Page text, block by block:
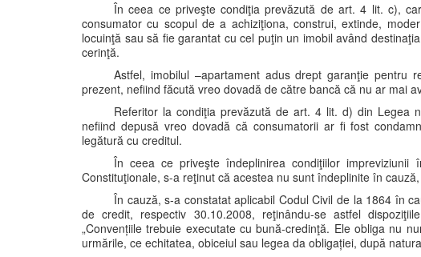
În ceea ce priveşte condiţia prevăzută de art. 4 lit. c),
consumator cu scopul de a achiziţiona, construi, extinde,
locuinţă sau să fie garantat cu cel puţin un imobil având
cerinţă.
Astfel, imobilul –apartament adus drept garanţie pentru
prezent, nefiind făcută vreo dovadă de către bancă că nu ar mai
Referitor la condiţia prevăzută de art. 4 lit. d) din Legea
nefiind depusă vreo dovadă că consumatorii ar fi fost
legătură cu creditul.
În ceea ce priveşte îndeplinirea condiţiilor
Constituţionale, s-a reţinut că acestea nu sunt îndeplinite în
În cauză, s-a constatat aplicabil Codul Civil de la 1864 în
de credit, respectiv 30.10.2008, reţinându-se astfel
„Convențiile trebuie executate cu bună-credinţă. Ele obliga nu
urmările, ce echitatea, obiceiul sau legea da obligației, după